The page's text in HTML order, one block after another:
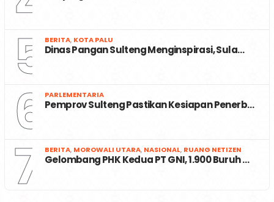
5 BERITA, KOTA PALU
Dinas Pangan Sulteng Menginspirasi, Sula…
6 PARLEMENTARIA
Pemprov Sulteng Pastikan Kesiapan Penerb…
7 BERITA, MOROWALI UTARA, NASIONAL, RUANG NETIZEN
Gelombang PHK Kedua PT GNI, 1.900 Buruh …